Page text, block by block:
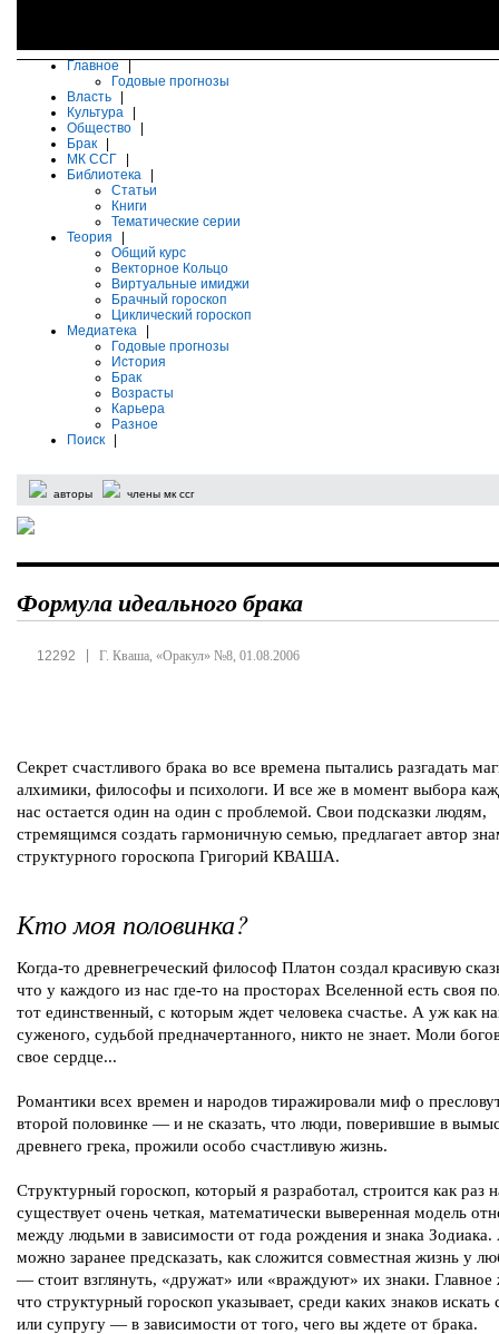
Главное
Годовые прогнозы
Власть
Культура
Общество
Брак
МК ССГ
Библиотека
Статьи
Книги
Тематические серии
Теория
Общий курс
Векторное Кольцо
Виртуальные имиджи
Брачный гороскоп
Циклический гороскоп
Медиатека
Годовые прогнозы
История
Брак
Возрасты
Карьера
Разное
Поиск
авторы члены мк ссг
Формула идеального брака
12292 Г. Кваша, «Оракул» №8, 01.08.2006
Секрет счастливого брака во все времена пытались разгадать
алхимики, философы и психологи. И все же в момент выбора
нас остается один на один с проблемой. Свои подсказки людям,
стремящимся создать гармоничную семью, предлагает автор
структурного гороскопа Григорий КВАША.
Кто моя половинка?
Когда-то древнегреческий философ Платон создал красивую
что у каждого из нас где-то на просторах Вселенной есть своя
тот единственный, с которым ждет человека счастье. А уж как
суженого, судьбой предначертанного, никто не знает. Моли
свое сердце...
Романтики всех времен и народов тиражировали миф о
второй половинке — и не сказать, что люди, поверившие в
древнего грека, прожили особо счастливую жизнь.
Структурный гороскоп, который я разработал, строится как раз
существует очень четкая, математически выверенная модель
между людьми в зависимости от года рождения и знака Зодиака.
можно заранее предсказать, как сложится совместная жизнь у
— стоит взглянуть, «дружат» или «враждуют» их знаки.
что структурный гороскоп указывает, среди каких знаков искать
или супругу — в зависимости от того, чего вы ждете от брака.